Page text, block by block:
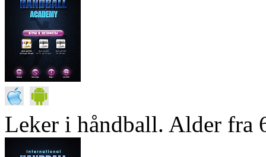
Leker i håndball. Alder fra